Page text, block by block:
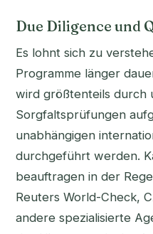
Due Diligence und
Es lohnt sich zu
Programme länger
wird größtenteils durch
Sorgfaltsprüfungen
unabhängigen
durchgeführt werden.
beauftragen in der
Reuters World-Check,
andere spezialisierte